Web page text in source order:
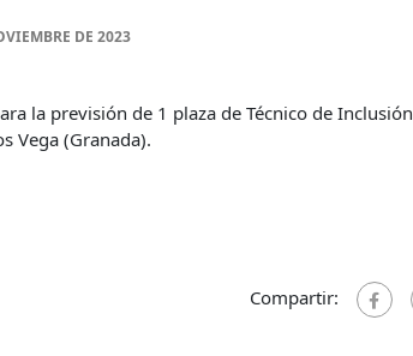
DE 2023
la previsión de 1 plaza de Técnico de Inclusión
Vega (Granada).
Compartir: